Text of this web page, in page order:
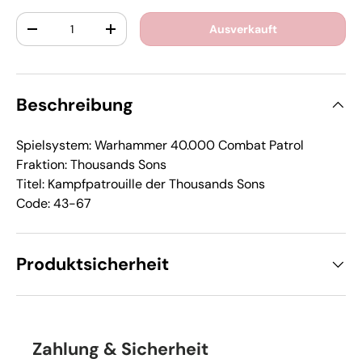
Anzahl
-
+ Ausverkauft
Beschreibung
Spielsystem: Warhammer 40.000 Combat Patrol
Fraktion: Thousands Sons
Titel: Kampfpatrouille der Thousands Sons
Code: 43-67
Produktsicherheit
Zahlung & Sicherheit